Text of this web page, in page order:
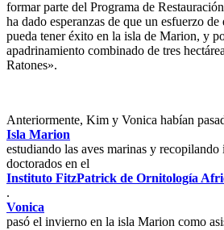
formar parte del Programa de
ha dado esperanzas de que un esfuerzo
pueda tener éxito en la isla de Marion, y
apadrinamiento combinado de tres
Ratones».
Anteriormente, Kim y Vonica habían
Isla Marion
estudiando las aves marinas y
doctorados en el
Instituto FitzPatrick de Ornitología
.
Vonica
pasó el invierno en la isla Marion como